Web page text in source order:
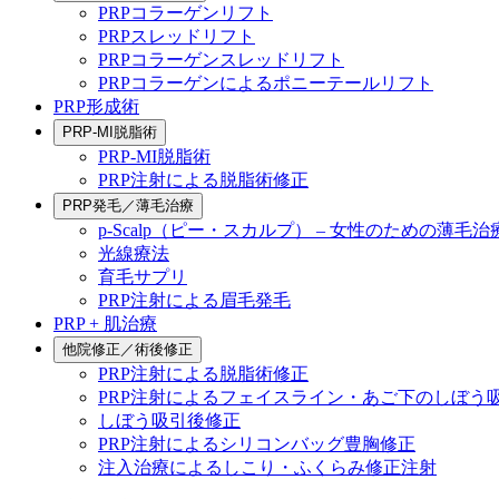
PRPコラーゲンリフト
PRPスレッドリフト
PRPコラーゲンスレッドリフト
PRPコラーゲンによるポニーテールリフト
PRP形成術
PRP-MI脱脂術
PRP-MI脱脂術
PRP注射による脱脂術修正
PRP発毛／薄毛治療
p-Scalp（ピー・スカルプ） – 女性のための薄毛治
光線療法
育毛サプリ
PRP注射による眉毛発毛
PRP + 肌治療
他院修正／術後修正
PRP注射による脱脂術修正
PRP注射によるフェイスライン・あご下のしぼう
しぼう吸引後修正
PRP注射によるシリコンバッグ豊胸修正
注入治療によるしこり・ふくらみ修正注射